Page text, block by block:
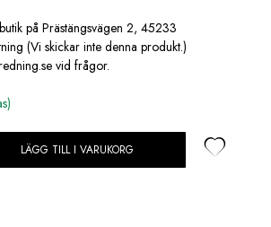
på Prästängsvägen 2, 45233
(Vi skickar inte denna produkt.)
vid frågor.
LÄGG TILL I VARUKORG